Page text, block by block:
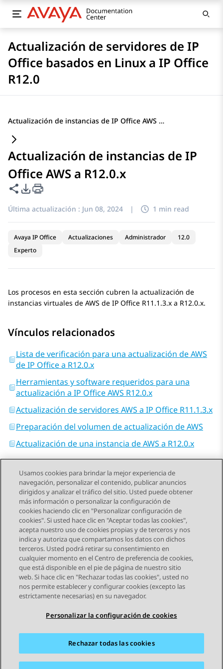
Actualización de servidores de IP
Office basados en Linux a IP Office
R12.0
Actualización de instancias de IP Office AWS a R12.0.x
Actualización de instancias de IP
Office AWS a R12.0.x
Compartir esta página
Opciones de exportación de PDF
Última actualización : Jun 08, 2024 | 1 min read
Avaya IP Office Actualizaciones Administrador
12.0
Experto
Los procesos en esta sección cubren la actualización de
instancias virtuales de AWS de IP Office R11.1.3.x a R12.0.x.
Vínculos relacionados
Lista de verificación para una actualización de AWS
de IP Office a R12.0.x
Herramientas y software requeridos para una
actualización a IP Office AWS R12.0.x
Actualización de servidores AWS a IP Office R11.1.3.x
Preparación del volumen de actualización de AWS
Actualización de una instancia de AWS a R12.0.x
Send Feedback
Navegación de tema
Tema anterior Tema siguiente
STAY CONNECTED
Mapa del sitio Condiciones de Uso
Privacidad
Usamos cookies para brindar la mejor experiencia de
navegación, personalizar el contenido, publicar anuncios
dirigidos y analizar el tráfico del sitio. Usted puede obtener
más información o personalizar la configuración de
cookies haciendo clic en "Personalizar configuración de
cookies". Si usted hace clic en "Aceptar todas las cookies",
acepta nuestro uso de cookies propias y de terceros y nos
indica y autoriza que compartamos los datos con dichos
terceros. Usted podrá retirar su consentimiento en
cualquier momento en el Centro de preferencia de cookies,
que está disponible en el pie de página de nuestro sitio
web. Si hace clic en "Rechazar todas las cookies", usted no
nos permite establecer y configurar cookies (excepto las
estrictamente necesarias) en su navegador.
Personalizar la configuración de cookies
Rechazar todas las cookies